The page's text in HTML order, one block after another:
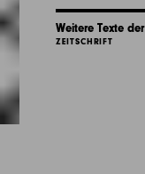
Weitere Texte
ZEITSCHRIFT